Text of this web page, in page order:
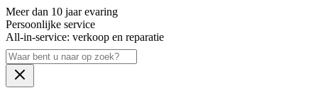
Meer dan 10 jaar evaring
Persoonlijke service
All-in-service: verkoop en reparatie